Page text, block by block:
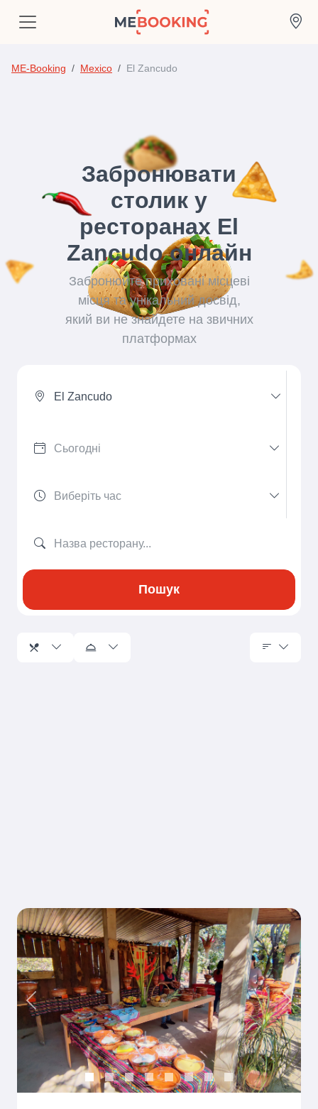
ME-Booking Mexico El Zancudo
Забронювати
столик у
ресторанах El
Zancudo онлайн
Забронюйте приховані місцеві
місця та унікальний досвід,
який ви не знайдете на звичних
платформах
El Zancudo
Пошук
Previous Next